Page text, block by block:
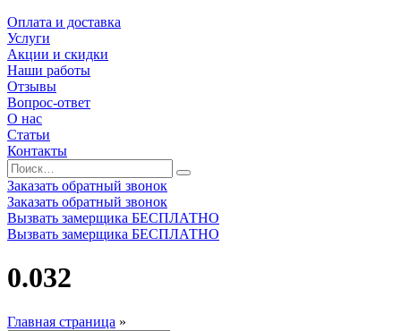
Оплата и доставка
Услуги
Акции и скидки
Наши работы
Отзывы
Вопрос-ответ
О нас
Статьи
Контакты
Заказать обратный звонок
Заказать обратный звонок
Вызвать замерщика БЕСПЛАТНО
Вызвать замерщика БЕСПЛАТНО
0.032
Главная страница »